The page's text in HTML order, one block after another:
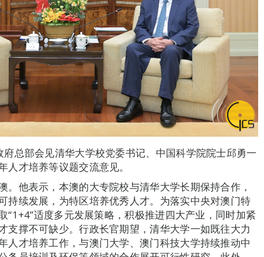
总部会见清华大学校党委书记、中国科学院院士邱勇一
才培养等议题交流意见。
。他表示，本澳的大专院校与清华大学长期保持合作，
持续发展，为特区培养优秀人才。为落实中央对澳门特
“1+4”适度多元发展策略，积极推进四大产业，同时加紧
支撑不可缺少。行政长官期望，清华大学一如既往大力
人才培养工作，与澳门大学、澳门科技大学持续推动中